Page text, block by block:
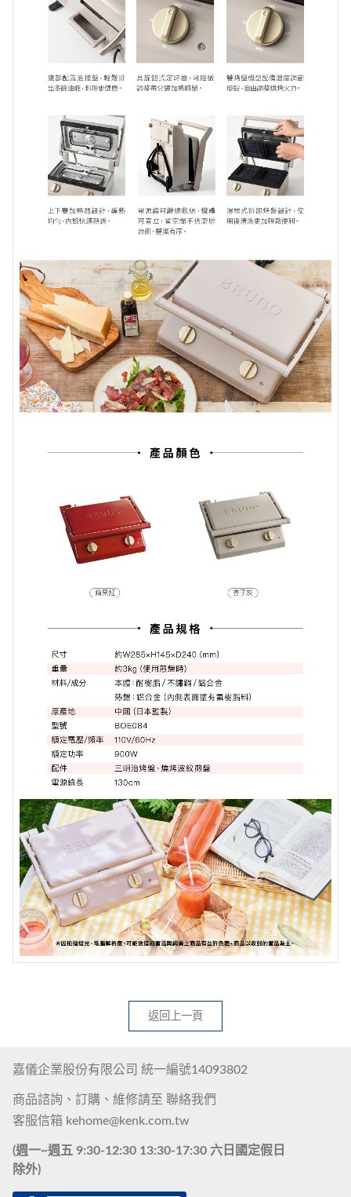
返回上一頁
嘉儀企業股份有限公司 統一編號14093802
商品諮詢、訂購、維修請至 聯絡我們
客服信箱 kehome@kenk.com.tw
(週一~週五 9:30-12:30 13:30-17:30 六日國定假日
除外)